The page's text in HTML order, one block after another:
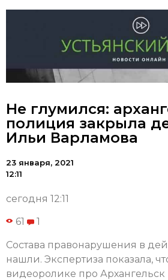
Не глумился:
полиция закрыла
Ильи Варламова
23 января, 2021
12:11
сегодня 12:11
61 1
Состава правонарушения в
нашли. Экспертиза показала,
видеоролике про